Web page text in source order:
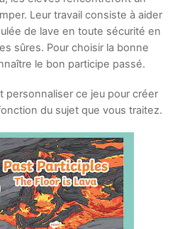
Leur travail consiste à aider
de lave en toute sécurité en
sûres. Pour choisir la bonne
le bon participe passé.
personnaliser ce jeu pour créer
du sujet que vous traitez.